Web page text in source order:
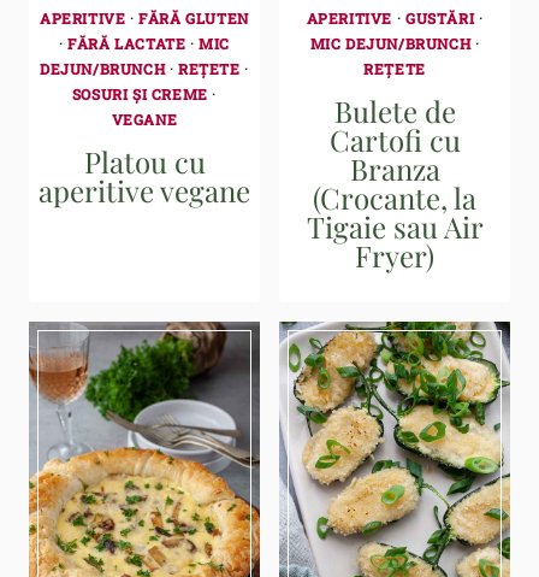
APERITIVE ·FĂRĂ GLUTEN
·FĂRĂ LACTATE ·MIC
DEJUN/BRUNCH·REȚETE ·
SOSURI ȘI CREME ·
VEGANE
Platou cu
aperitive vegane
APERITIVE · GUSTĂRI·
MIC DEJUN/BRUNCH·
REȚETE
Bulete de
Cartofi cu
Branza
(Crocante, la
Tigaie sau Air
Fryer)